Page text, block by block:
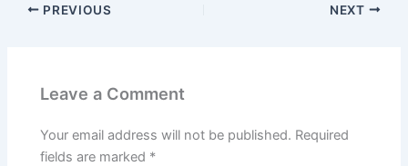
PREVIOUS NEXT
Leave a Comment
Your email address will not be published. Required
fields are marked *